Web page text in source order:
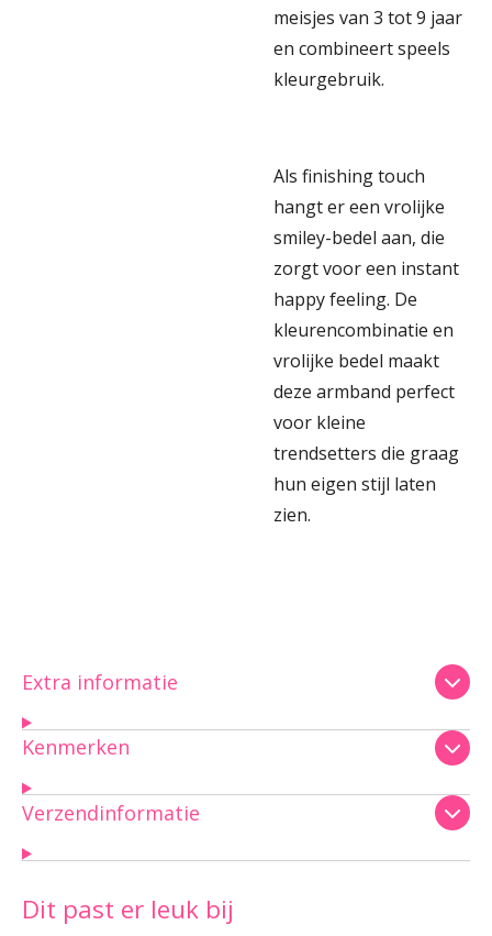
meisjes van 3 tot 9 jaar
en combineert speels
kleurgebruik.
Als finishing touch
hangt er een vrolijke
smiley-bedel aan, die
zorgt voor een instant
happy feeling. De
kleurencombinatie en
vrolijke bedel maakt
deze armband perfect
voor kleine
trendsetters die graag
hun eigen stijl laten
zien.
Extra informatie
Kenmerken
Verzendinformatie
Dit past er leuk bij